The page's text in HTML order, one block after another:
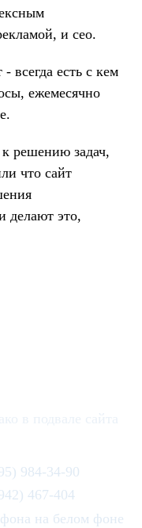
и сео.
всегда есть с кем
ежемесячно
решению задач,
что сайт
делают это,
984-34-90
467-404